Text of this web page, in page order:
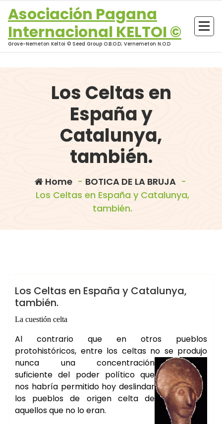
content
Asociación Pagana
Internacional KELTOI ©
Grove-Nemeton Keltoi © Seed Group O.B.O.D; Vernemeton N.O.D
Los Celtas en
España y
Catalunya,
también.
Home- BOTICA DE LA BRUJA-
Los Celtas en España y Catalunya,
también.
BOTICA DE LA BRUJA
Los Celtas en España y Catalunya,
también.
La cuestión celta
Al contrario que en otros pueblos
protohistóricos, entre los celtas no seprodujo
nunca una concentración
suficiente del poder político que
nos habría permitido hoy deslindar
los pueblos de origen celta de
aquellos que no lo eran.